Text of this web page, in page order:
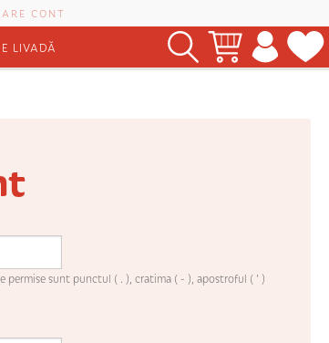
CONT
LIVADĂ
permise sunt punctul ( . ), cratima ( - ), apostroful ( ' )